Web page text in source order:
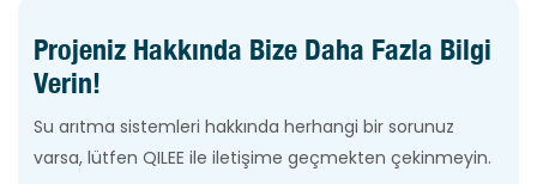
Projeniz Hakkında Bize Daha Fazla Bilgi
Verin!
Su arıtma sistemleri hakkında herhangi bir sorunuz
varsa, lütfen QILEE ile iletişime geçmekten çekinmeyin.